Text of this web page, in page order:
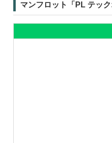
マンフロット「PL テック